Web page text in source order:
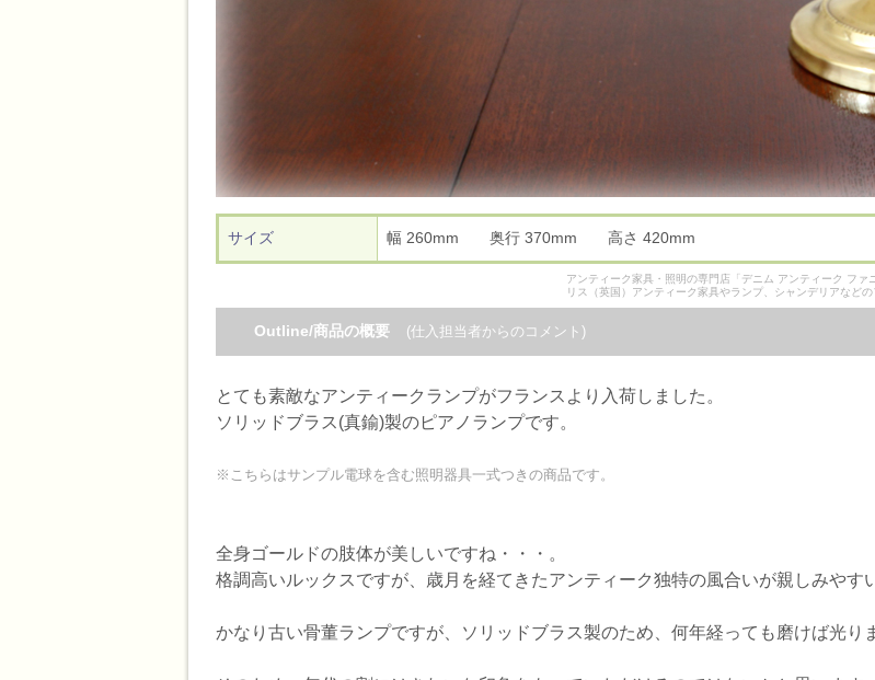
サイズ 幅 260mm 奥行 370mm 高さ 420mm
アンティーク家具・照明の専門店「デニム アンティーク フ
リス（英国）アンティーク家具やランプ、シャンデリアなど
Outline/商品の概要 (仕入担当者からのコメント)
とても素敵なアンティークランプがフランスより入荷しました。
ソリッドブラス(真鍮)製のピアノランプです。
※こちらはサンプル電球を含む照明器具一式つきの商品です。
全身ゴールドの肢体が美しいですね・・・。
格調高いルックスですが、歳月を経てきたアンティーク独特の風合いが親しみやす
かなり古い骨董ランプですが、ソリッドブラス製のため、何年経っても磨けば光り